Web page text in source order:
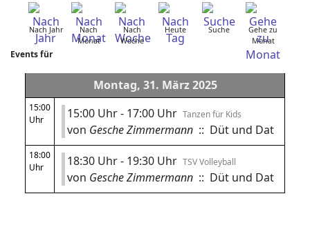
Nach Jahr
Nach
Monat
Nach
Woche
Heute Suche
Gehe zu
Monat
Events für
Montag, 31. März 2025
15:00
Uhr
15:00 Uhr - 17:00 Uhr Tanzen für Kids
von Gesche Zimmermann :: Düt und Dat
18:00
Uhr
18:30 Uhr - 19:30 Uhr TSV Volleyball
von Gesche Zimmermann :: Düt und Dat